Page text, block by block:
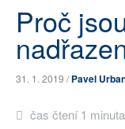
RUBRIKY
PLNÁ VERZE
Proč
31. 1. 2019 /Pavel
čas čtení 1 minuta